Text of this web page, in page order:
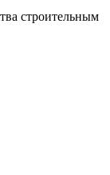
строительным